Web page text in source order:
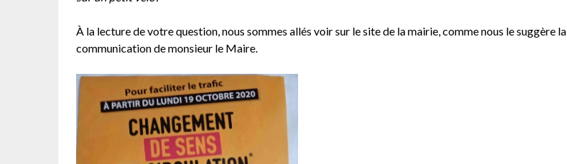
À la lecture de votre question, nous sommes allés voir sur le site de la mairie, comme nous le suggère la
communication de monsieur le Maire.